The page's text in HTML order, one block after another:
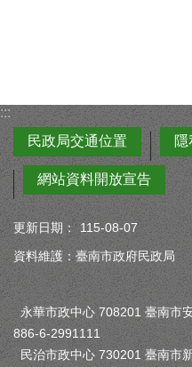
:::
民政局交通位置
網站資料開放宣告
更新日期：
115-08-07
資料維護：臺南市政府民政局
永華市政中心 708201 臺南市
886-6-2991111
民治市政中心 730201 臺南